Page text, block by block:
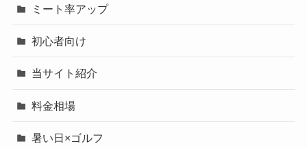
ミート率アップ
初心者向け
当サイト紹介
料金相場
暑い日×ゴルフ